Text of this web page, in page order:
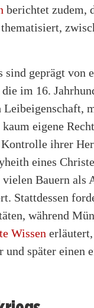
berichtet zudem,
sind geprägt von
im 16.
eigene
ihrer
eines
Bauern als
Stattdessen
während
Wissen
später einen